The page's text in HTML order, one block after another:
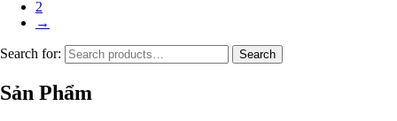
2
→
Search for: Search
Sản Phẩm